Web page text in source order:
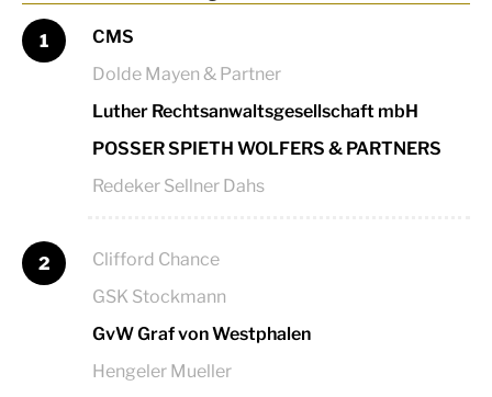
1
CMS
Dolde Mayen & Partner
Luther Rechtsanwaltsgesellschaft mbH
POSSER SPIETH WOLFERS & PARTNERS
Redeker Sellner Dahs
2
Clifford Chance
GSK Stockmann
GvW Graf von Westphalen
Hengeler Mueller